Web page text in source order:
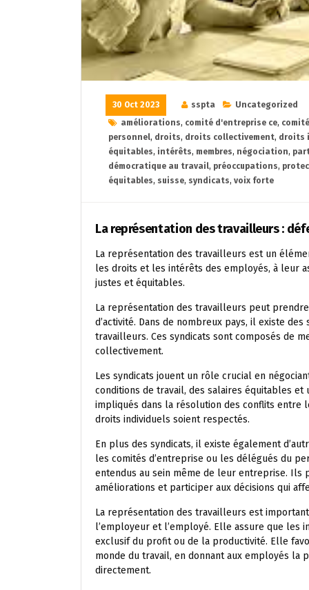
30 Oct 2023 sspta
Uncategorized
améliorations, comité d'entreprise ce,
personnel, droits, droits collectivement, droits
équitables, intérêts, membres, négociation,
démocratique au travail, préoccupations,
équitables, suisse, syndicats, voix forte
La représentation des travailleurs :
La représentation des travailleurs est un
les droits et les intérêts des employés, à leur
justes et équitables.
La représentation des travailleurs peut
d’activité. Dans de nombreux pays, il existe
travailleurs. Ces syndicats sont composés de
collectivement.
Les syndicats jouent un rôle crucial en
conditions de travail, des salaires équitables
impliqués dans la résolution des conflits entre
droits individuels soient respectés.
En plus des syndicats, il existe également
les comités d’entreprise ou les délégués du
entendus au sein même de leur entreprise.
améliorations et participer aux décisions qui
La représentation des travailleurs est
l’employeur et l’employé. Elle assure que
exclusif du profit ou de la productivité. Elle
monde du travail, en donnant aux employés la
directement.